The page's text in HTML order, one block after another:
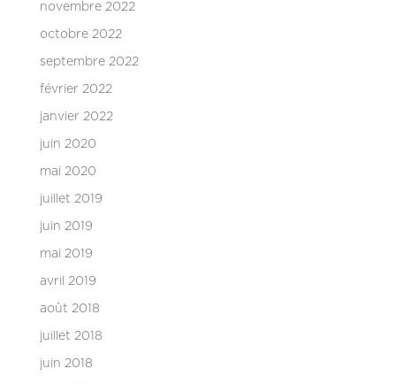
novembre 2022
octobre 2022
septembre 2022
février 2022
janvier 2022
juin 2020
mai 2020
juillet 2019
juin 2019
mai 2019
avril 2019
août 2018
juillet 2018
juin 2018